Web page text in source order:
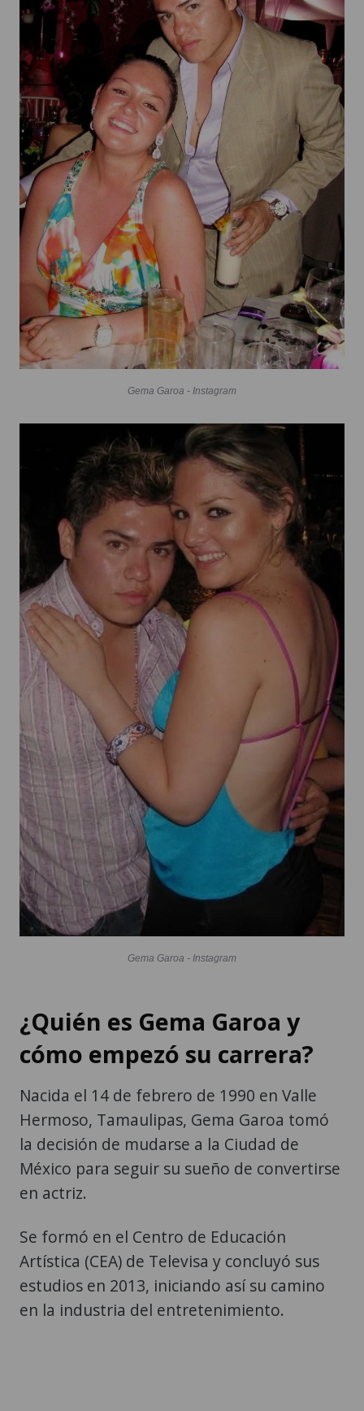
Gema Garoa - Instagram
Gema Garoa - Instagram
¿Quién es Gema Garoa y
cómo empezó su carrera?
Nacida el 14 de febrero de 1990 en Valle
Hermoso, Tamaulipas, Gema Garoa tomó
la decisión de mudarse a la Ciudad de
México para seguir su sueño de convertirse
en actriz.
Se formó en el Centro de Educación
Artística (CEA) de Televisa y concluyó sus
estudios en 2013, iniciando así su camino
en la industria del entretenimiento.